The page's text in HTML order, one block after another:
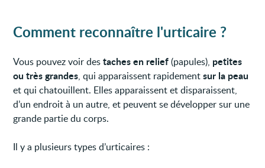
Comment reconnaître l'urticaire ?
Vous pouvez voir destaches en relief(papules), petites
ou très grandes, qui apparaissent rapidementsur la peau
et qui chatouillent. Elles apparaissent et disparaissent,
d’un endroit à un autre, et peuvent se développer sur une
grande partie du corps.
Il y a plusieurs types d’urticaires :